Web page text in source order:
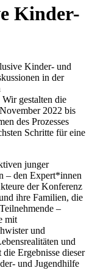
Kinder-
Kinder- und
in der
gestalten die
2022 bis
des Prozesses
Schritte für eine
junger
– den Expert*innen
der Konferenz
ihre Familien, die
–
mit
und
und
Ergebnisse dieser
und Jugendhilfe